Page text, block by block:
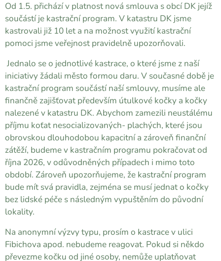
Od 1.5. přichází v platnost nová smlouva s obcí DK jejíž
součástí je kastrační program. V katastru DK jsme
kastrovali již 10 let a na možnost využití kastrační
pomoci jsme veřejnost pravidelně upozorňovali.
Jednalo se o jednotlivé kastrace, o které jsme z naší
iniciativy žádali město formou daru. V současné době je
kastrační program součástí naší smlouvy, musíme ale
finančně zajišťovat především útulkové kočky a kočky
nalezené v katastru DK. Abychom zamezili neustálému
příjmu koťat nesocializovaných- plachých, které jsou
obrovskou dlouhodobou kapacitní a zároveň finanční
zátěží, budeme v kastračním programu pokračovat od
října 2026, v odůvodněných případech i mimo toto
období. Zároveň upozorňujeme, že kastrační program
bude mít svá pravidla, zejména se musí jednat o kočky
bez lidské péče s následným vypuštěním do původní
lokality.
Na anonymní výzvy typu, prosím o kastrace v ulici
Fibichova apod. nebudeme reagovat. Pokud si někdo
převezme kočku od jiné osoby, nemůže uplatňovat